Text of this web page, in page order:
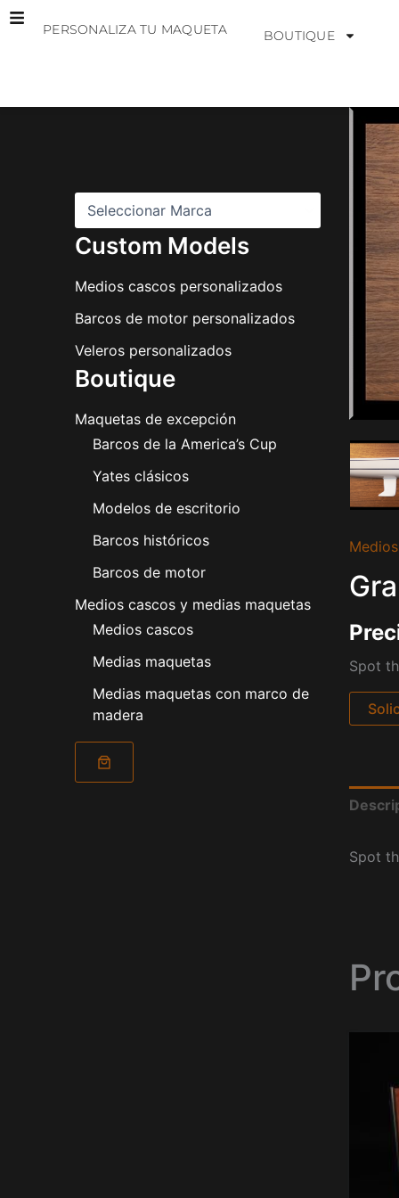
PERSONALIZA TU MAQUETA BOUTIQUE
Custom Models
Medios cascos personalizados
Barcos de motor personalizados
Veleros personalizados
Boutique
Maquetas de excepción
Barcos de la America’s Cup
Yates clásicos
Modelos de escritorio
Barcos históricos
Barcos de motor
Medios cascos y medias maquetas
Medios cascos
Medias maquetas
Medias maquetas con marco de
madera
Spot
Spot